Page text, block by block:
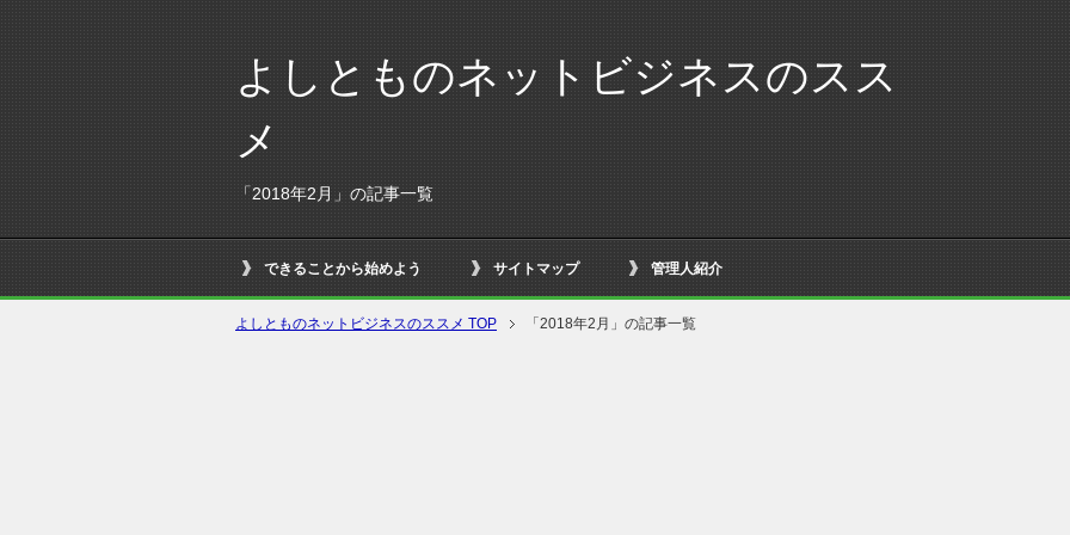
よしとものネットビジネスのスス
メ
「2018年2月」の記事一覧
できることから始めよう サイトマップ 管理人紹介
よしとものネットビジネスのススメ TOP 「2018年2月」の記事一覧